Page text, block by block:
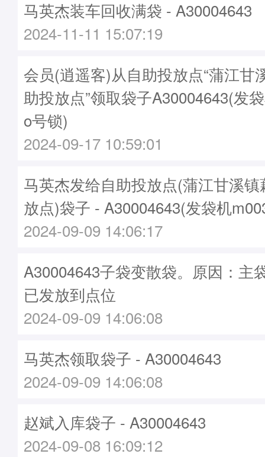
马英杰装车回收满袋 - A30004643
2024-11-11 15:07:19
会员(逍遥客)从自助投放点“蒲江甘
助投放点”领取袋子A30004643(发
o号锁)
2024-09-17 10:59:01
马英杰发给自助投放点(蒲江甘溪
放点)袋子 - A30004643(发袋机
2024-09-09 14:06:17
A30004643子袋变散袋。原因：主
已发放到点位
2024-09-09 14:06:08
马英杰领取袋子 - A30004643
2024-09-09 14:06:08
赵斌入库袋子 - A30004643
2024-09-08 16:09:12